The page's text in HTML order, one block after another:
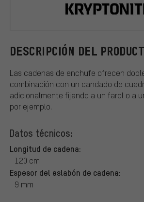
DESCRIPCIÓN DEL
Las cadenas de enchufe ofrecen
combinación con un candado de
adicionalmente fijando a un farol o a
por ejemplo.
Datos técnicos:
Longitud de cadena:
120 cm
Espesor del eslabón de cadena:
9 mm